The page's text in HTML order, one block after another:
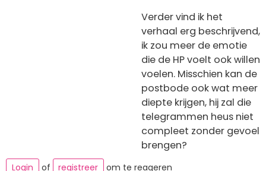
Verder vind ik het
verhaal erg beschrijvend,
ik zou meer de emotie
die de HP voelt ook willen
voelen. Misschien kan de
postbode ook wat meer
diepte krijgen, hij zal die
telegrammen heus niet
compleet zonder gevoel
brengen?
Login of registreer om te reageren